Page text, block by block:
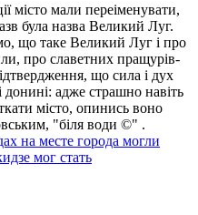
місто мали переіменувати,
була назва Великий Луг.
що таке Великий Луг і про
про славетних пращурів-
що сила і дух
донині: адже страшно навіть
місто, опинись воно
"біля води ©" .
на месте города могли
мог стать